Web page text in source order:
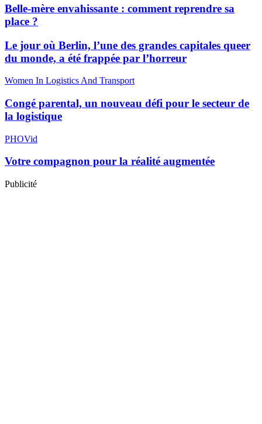
Belle-mère envahissante : comment reprendre sa
place ?
Le jour où Berlin, l’une des grandes capitales queer
du monde, a été frappée par l’horreur
Women In Logistics And Transport
Congé parental, un nouveau défi pour le secteur de
la logistique
PHOVid
Votre compagnon pour la réalité augmentée
Publicité